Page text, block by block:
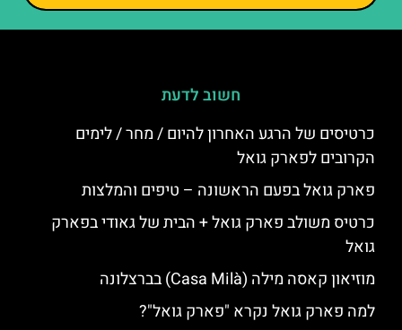
חשוב לדעת
כרטיסים של הרגע האחרון להיום / מחר / לימים
הקרובים לפארק גואל
פארק גואל בפעם הראשונה – טיפים והמלצות
כרטיס משולב פארק גואל + הבית של גאודי בפארק
גואל
מוזיאון קאסה מילה (Casa Milà) בברצלונה
למה פארק גואל נקרא "פארק גואל"?